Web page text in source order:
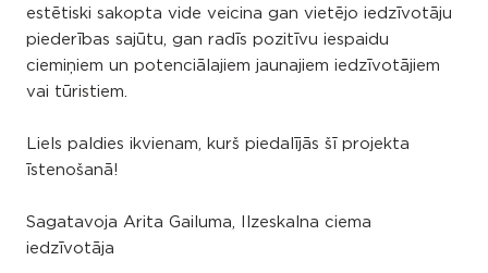
estētiski sakopta vide veicina gan vietējo iedzīvotāju
piederības sajūtu, gan radīs pozitīvu iespaidu
ciemiņiem un potenciālajiem jaunajiem iedzīvotājiem
vai tūristiem.
Liels paldies ikvienam, kurš piedalījās šī projekta
īstenošanā!
Sagatavoja Arita Gailuma, Ilzeskalna ciema
iedzīvotāja